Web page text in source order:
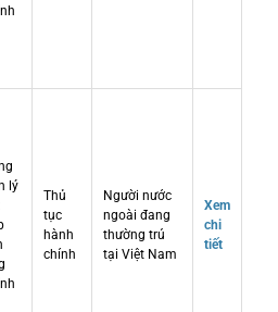
lý
Thủ
tục
hành
chính
Người nước
ngoài đang
thường trú
tại Việt Nam
Xem
chi
tiết